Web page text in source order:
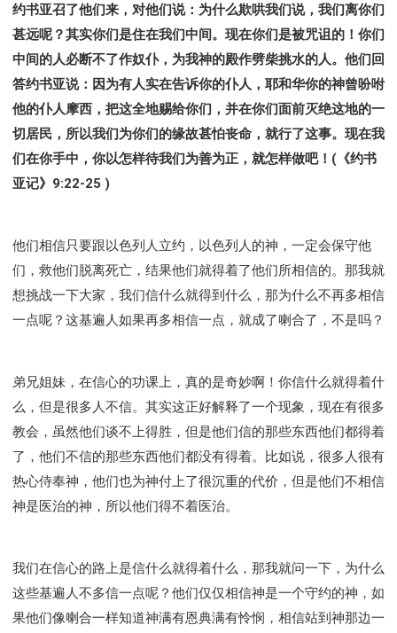
约书亚召了他们来，对他们说：为什么欺哄我们说，我们离你们
甚远呢？其实你们是住在我们中间。现在你们是被咒诅的！你们
中间的人必断不了作奴仆，为我神的殿作劈柴挑水的人。他们回
答约书亚说：因为有人实在告诉你的仆人，耶和华你的神曾吩咐
他的仆人摩西，把这全地赐给你们，并在你们面前灭绝这地的一
切居民，所以我们为你们的缘故甚怕丧命，就行了这事。现在我
们在你手中，你以怎样待我们为善为正，就怎样做吧！(《约书
亚记》9:22-25 )
他们相信只要跟以色列人立约，以色列人的神，一定会保守他
们，救他们脱离死亡，结果他们就得着了他们所相信的。那我就
想挑战一下大家，我们信什么就得到什么，那为什么不再多相信
一点呢？这基遍人如果再多相信一点，就成了喇合了，不是吗？
弟兄姐妹，在信心的功课上，真的是奇妙啊！你信什么就得着什
么，但是很多人不信。其实这正好解释了一个现象，现在有很多
教会，虽然他们谈不上得胜，但是他们信的那些东西他们都得着
了，他们不信的那些东西他们都没有得着。比如说，很多人很有
热心侍奉神，他们也为神付上了很沉重的代价，但是他们不相信
神是医治的神，所以他们得不着医治。
我们在信心的路上是信什么就得着什么，那我就问一下，为什么
这些基遍人不多信一点呢？他们仅仅相信神是一个守约的神，如
果他们像喇合一样知道神满有恩典满有怜悯，相信站到神那边一